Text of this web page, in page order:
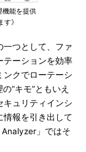
能を提供
》
つとして、ファ
テーションを効率
ンクでローテーシ
“キモ”ともいえ
キュリティインシ
情報を引き出して
」ではそ